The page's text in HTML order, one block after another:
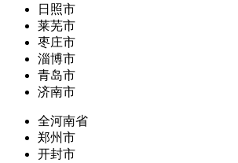
日照市
莱芜市
枣庄市
淄博市
青岛市
济南市
全河南省
郑州市
开封市